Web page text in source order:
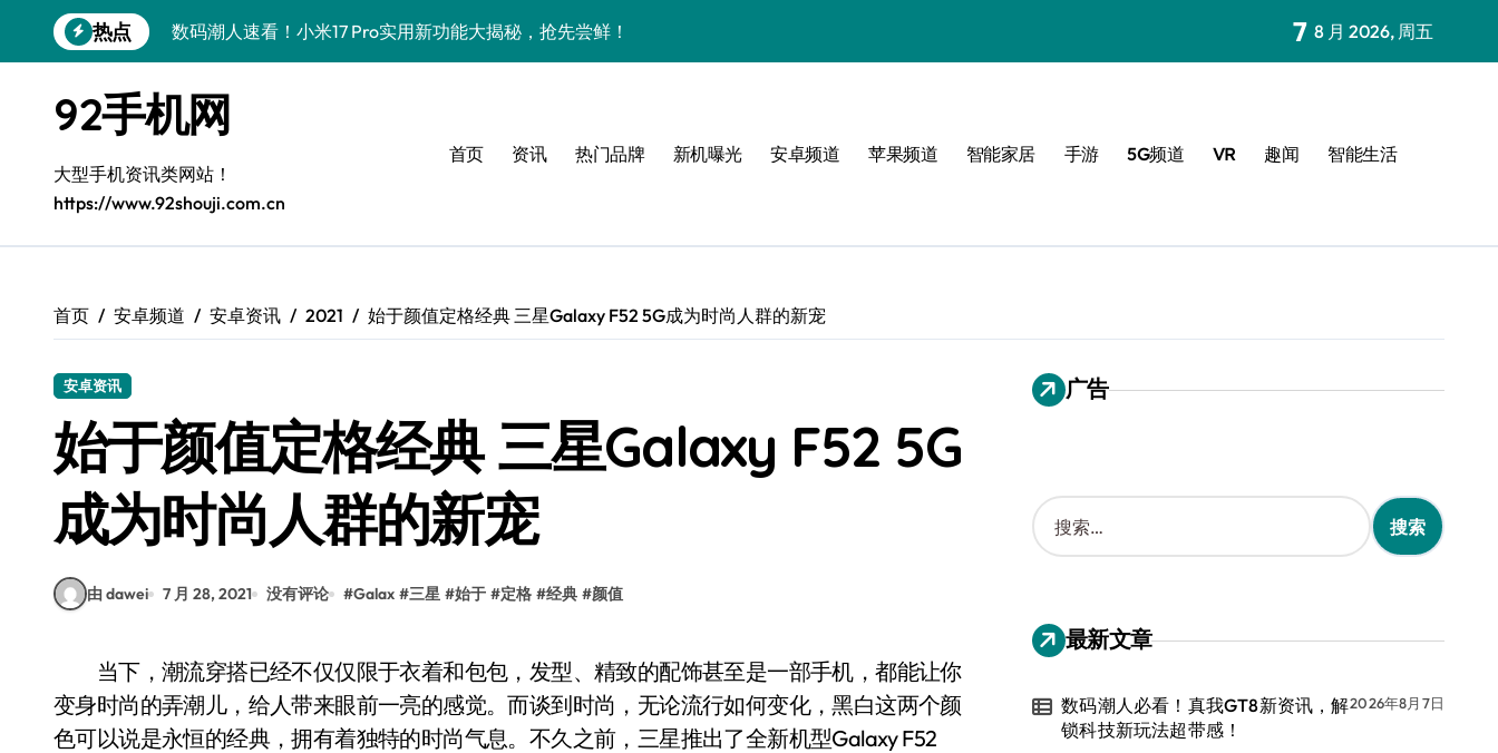
到
热点
数码潮人速看！小米17 Pro实用新功能大揭秘，抢先尝鲜！
三星Galaxy S26炸场！黑科技狂飙，手机圈要被这波创新掀翻了！
数码潮人揭秘！三星Galaxy Z Fold7手机管家新亮点抢先瞅
S25 Ultra颜值炸裂！定制主题潮翻天
S24+震撼登场，玩转手机美学新姿势！
A56 5G登场，潮玩新定义！
数码潮人必看！真我GT8新资讯，解锁科技新玩法超带感！
7 8 月 2026, 周五
92手机网
大型手机资讯类网站！
https://www.92shouji.com.cn
首页 资讯 热门品牌 新机曝光 安卓频道 苹果频道 智能家居 手游 5G频道 VR 趣闻 智能生活
首页 安卓频道 安卓资讯 2021 始于颜值定格经典 三星Galaxy F52 5G成为时尚人群的新宠
安卓资讯
始于颜值定格经典 三星Galaxy F52 5G
成为时尚人群的新宠
由 dawei 7 月 28, 2021 没有评论 #Galax #三星 #始于 #定格 #经典 #颜值
当下，潮流穿搭已经不仅仅限于衣着和包包，发型、精致的配饰甚至是一部手机，都能让你
变身时尚的弄潮儿，给人带来眼前一亮的感觉。而谈到时尚，无论流行如何变化，黑白这两个颜
色可以说是永恒的经典，拥有着独特的时尚气息。不久之前，三星推出了全新机型Galaxy F52
广告
搜
索
：
最新文章
数码潮人必看！真我GT8新资讯，解
锁科技新玩法超带感！
2026年8月7日